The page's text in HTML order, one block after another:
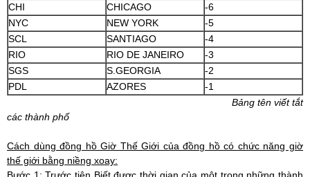
CHI
CHICAGO
-6
NYC
NEW YORK
-5
SCL
SANTIAGO
-4
RIO
RIO DE JANEIRO
-3
SGS
S.GEORGIA
-2
PDL
AZORES
-1
Bảng tên viết tắt
các thành phố
Cách dùng đồng hồ Giờ Thế Giới của đồng hồ có chức năng giờ
thế giới bằng niềng xoay:
Bước 1: Trước tiên Biết được thời gian của một trong những thành